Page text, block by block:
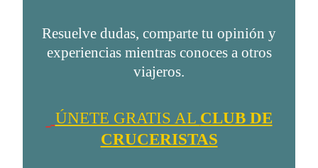
Resuelve dudas, comparte tu opinión y
experiencias mientras conoces a otros
viajeros.
ÚNETE GRATIS AL CLUB DE
CRUCERISTAS